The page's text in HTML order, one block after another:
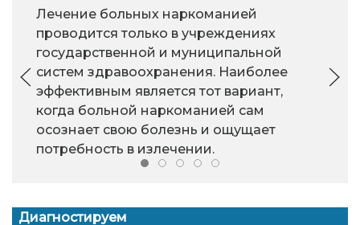
Лечение больных наркоманией
проводится только в учреждениях
государственной и муниципальной
систем здравоохранения. Наиболее
эффективным является тот вариант,
когда больной наркоманией сам
осознает свою болезнь и ощущает
потребность в излечении.
Диагностируем